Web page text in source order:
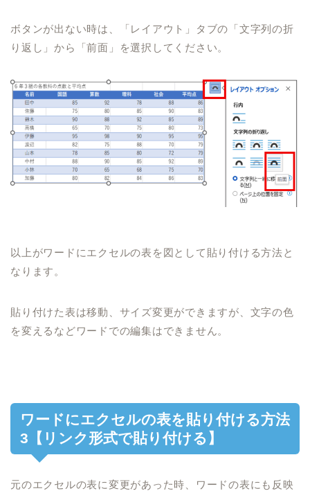
ボタンが出ない時は、「レイアウト」タブの「文字列の折
り返し」から「前面」を選択してください。
以上がワードにエクセルの表を図として貼り付ける方法と
なります。
貼り付けた表は移動、サイズ変更ができますが、文字の色
を変えるなどワードでの編集はできません。
ワードにエクセルの表を貼り付ける方法
3【リンク形式で貼り付ける】
元のエクセルの表に変更があった時、ワードの表にも反映